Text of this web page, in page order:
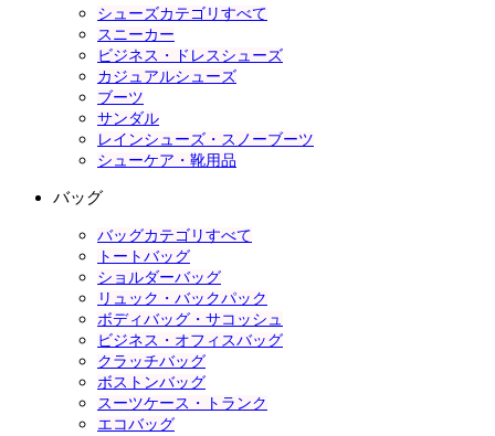
シューズカテゴリすべて
スニーカー
ビジネス・ドレスシューズ
カジュアルシューズ
ブーツ
サンダル
レインシューズ・スノーブーツ
シューケア・靴用品
バッグ
バッグカテゴリすべて
トートバッグ
ショルダーバッグ
リュック・バックパック
ボディバッグ・サコッシュ
ビジネス・オフィスバッグ
クラッチバッグ
ボストンバッグ
スーツケース・トランク
エコバッグ